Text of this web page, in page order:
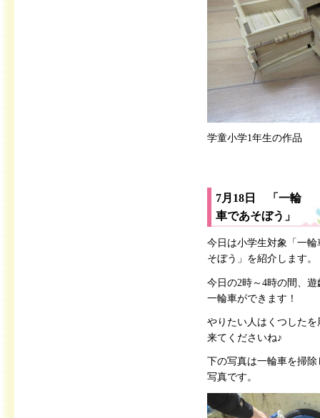
学童小学1年生の作品
7月18日 「一輪
車であそぼう」
今日は小学生対象「一輪
そぼう」を紹介します。
今日の2時～4時の間、遊
一輪車ができます！
やりたい人はくつしたを
来てくださいね♪
下の写真は一輪車を掃除
写真です。